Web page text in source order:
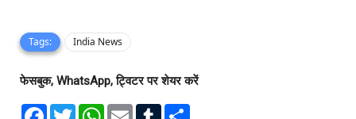
Tags: India News
फेसबुक, WhatsApp, ट्विटर पर शेयर करें
F
T
W
E
T